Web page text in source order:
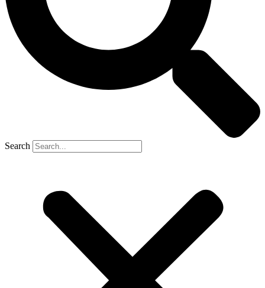
Search